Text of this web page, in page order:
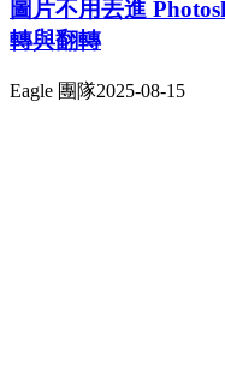
圖片不用丟進
轉與翻轉
Eagle 團隊2025-08-15